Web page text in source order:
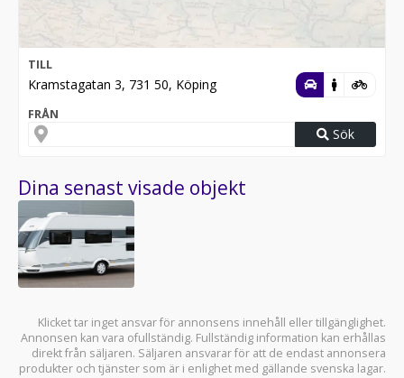
TILL
Kramstagatan 3, 731 50, Köping
FRÅN
Sök
Dina senast visade objekt
Klicket tar inget ansvar för annonsens innehåll eller tillgänglighet.
Annonsen kan vara ofullständig. Fullständig information kan erhållas
direkt från säljaren. Säljaren ansvarar för att de endast annonsera
produkter och tjänster som är i enlighet med gällande svenska lagar.